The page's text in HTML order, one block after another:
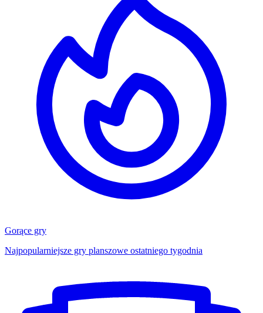
Gorące gry
Najpopularniejsze gry planszowe ostatniego tygodnia